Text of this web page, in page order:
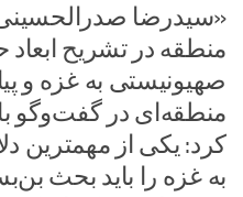
«سیدرضا
منطقه در تشریح
صهیونیستی به غزه و
منطقه‌ای در گفت‌وگو با
کرد: یکی از مهمترین
به غزه را باید بحث